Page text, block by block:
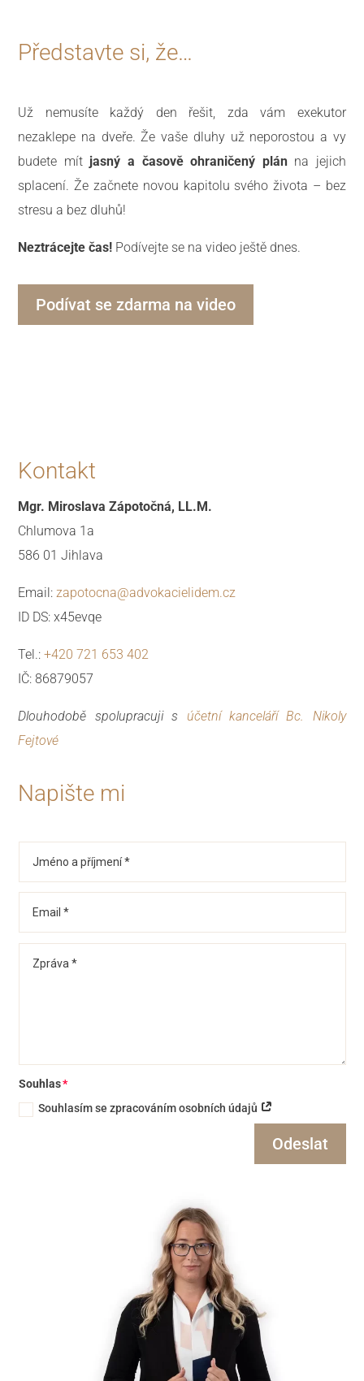
Představte si, že…
Už nemusíte každý den řešit, zda vám exekutor
nezaklepe na dveře. Že vaše dluhy už neporostou a vy
budete mítjasný a časově ohraničený plánna jejich
splacení. Že začnete novou kapitolu svého života – bez
stresu a bez dluhů!
Neztrácejte čas! Podívejte se na video ještě dnes.
Podívat se zdarma na video
Kontakt
Mgr. Miroslava Zápotočná, LL.M.
Chlumova 1a
586 01 Jihlava
Email: zapotocna@advokacielidem.cz
ID DS: x45evqe
Tel.:+420 721 653 402
IČ: 86879057
Dlouhodobě spolupracuji s účetní kanceláří Bc. Nikoly
Fejtové
Napište mi
Souhlas
Souhlasím se zpracováním osobních údajů
Odeslat